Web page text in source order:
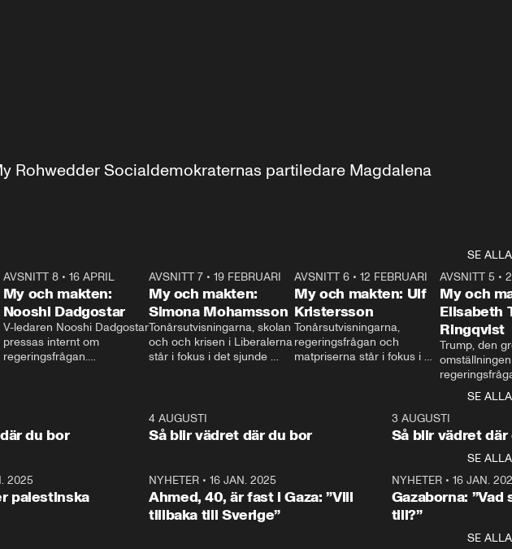
Rohwedder Socialdemokraternas partiledare Magdalena
SE ALLA
AVSNITT 8• 16 APRIL
My och makten:
Nooshi Dadgostar
V-ledaren Nooshi Dadgostar
pressas internt om
regeringsfrågan.
– Vi ställer upp i val. Ska vi
vara med så sitter vi förstås
24:30
AVSNITT 7• 19 FEBRUARI
My och makten:
Simona Mohamsson
Tonårsutvisningarna, skolan
och och krisen i Liberalerna
står i fokus i det sjunde
kommentator My
Rohwedder ställer
utbildnings- och
Mohamsson till svars.
27:30
AVSNITT 6 •12 FEBRUARI
My och makten: Ulf
Kristersson
Tonårsutvisningarna,
regeringsfrågan och
matpriserna står i fokus i
Rohwedder ställer
statsminister Ulf Kristersson
AVSNITT 5 •
My och
Elisabeth
Ringqvist
Trump, den
centrum i
avsnittet av
Makten”. Se
Aftonbladets
Rohwedder
Thand Ring
SE ALLA
du bor
4 AUGUSTI
Så blir vädret där du bor
3 AUGUSTI
Så blir vädret där
SE ALLA
2025
palestinska
NYHETER• 16 JAN. 2025
Ahmed, 40, är fast i Gaza: ”Vill
tillbaka till Sverige”
NYHETER• 16 JAN.
Gazaborna:
till?”
SE ALLA